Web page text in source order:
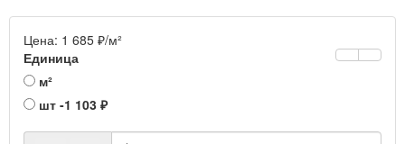
Цена: 1 685 ₽/м²
Единица
м²
шт -1 103 ₽